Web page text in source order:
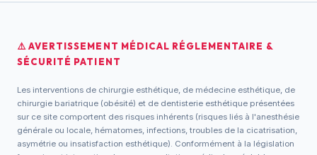
⚠️ AVERTISSEMENT MÉDICAL RÉGLEMENTAIRE &
SÉCURITÉ PATIENT
Les interventions de chirurgie esthétique, de médecine esthétique, de
chirurgie bariatrique (obésité) et de dentisterie esthétique présentées
sur ce site comportent des risques inhérents (risques liés à l'anesthésie
générale ou locale, hématomes, infections, troubles de la cicatrisation,
asymétrie ou insatisfaction esthétique). Conformément à la législation